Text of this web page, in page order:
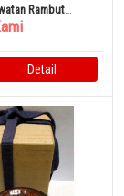
Rambut
Fran Melty Butter
Detail